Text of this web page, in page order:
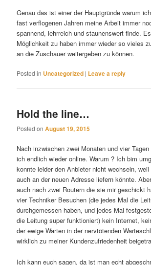
Genau das ist einer der Hauptgründe warum
fast verflogenen Jahren meine Arbeit immer
spannend, lehrreich und staunenswert finde.
Möglichkeit zu haben immer wieder so vieles
an die Zuschauer weitergeben zu können.
Posted in Uncategorized | Leave a reply
Hold the line…
Posted onAugust 19, 2015
Nach inzwischen zwei Monaten und vier
ich endlich wieder online. Warum ? Ich bim
konnte leider den Anbieter nicht wechseln, weil
auch an der neuen Adresse liefern könnte.
auch nach zwei Routern die sie mir geschickt
vier Techniker Besuchen (die jedes Mal die
durchgemessen haben, und jedes Mal
die Leitung super funktioniert) kein Internet,
der ewige Warten in der nervtötenden
wirklich zu meiner Kundenzufriedenheit
Ich kann euch sagen, da ist man echt